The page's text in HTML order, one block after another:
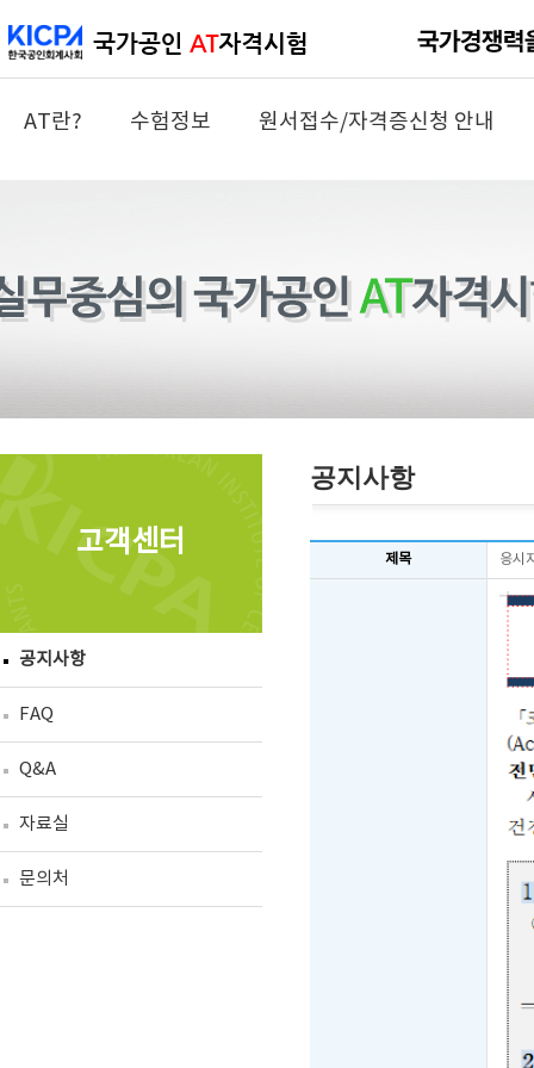
AT란? 수험정보 원서접수/자격증신청 안내
고객센터
공지사항
FAQ
Q&A
자료실
문의처
공지사항
제목 응시